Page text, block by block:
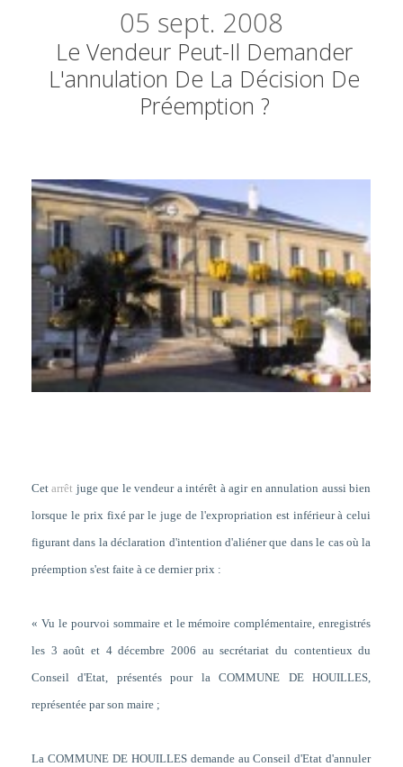
05 sept. 2008
Le Vendeur Peut-Il Demander
L'annulation De La Décision De
Préemption ?
Cetarrêt juge que le vendeur a intérêt à agir en annulation aussi bien
lorsque le prix fixé par le juge de l'expropriation est inférieur à celui
figurant dans la déclaration d'intention d'aliéner que dans le cas où la
préemption s'est faite à ce dernier prix :
« Vu le pourvoi sommaire et le mémoire complémentaire, enregistrés
les 3 août et 4 décembre 2006 au secrétariat du contentieux du
Conseil d'Etat, présentés pour la COMMUNE DE HOUILLES,
représentée par son maire ;
La COMMUNE DE HOUILLES demande au Conseil d'Etatd'annuler